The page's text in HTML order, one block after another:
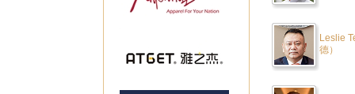
Leslie
德）